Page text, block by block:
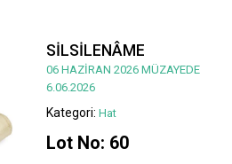
SİLSİLENÂME
06 HAZİRAN 2026 MÜZAYEDE
6.06.2026
Kategori: Hat
Lot No: 60